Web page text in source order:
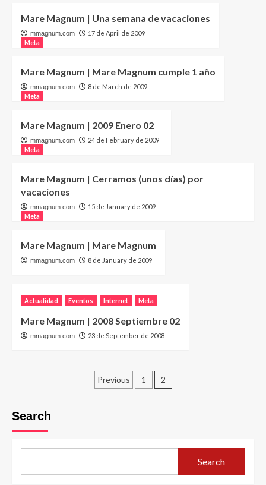
Mare Magnum | Una semana de vacaciones
mmagnum.com
17 de April de 2009
Meta
Mare Magnum | Mare Magnum cumple 1 año
mmagnum.com
8 de March de 2009
Meta
Mare Magnum | 2009 Enero 02
mmagnum.com
24 de February de 2009
Meta
Mare Magnum | Cerramos (unos días) por
vacaciones
mmagnum.com
15 de January de 2009
Meta
Mare Magnum | Mare Magnum
mmagnum.com 8 de January de 2009
Actualidad Eventos Internet Meta
Mare Magnum | 2008 Septiembre 02
mmagnum.com 23 de September de 2008
Posts
Previous 1 2
Search
Search